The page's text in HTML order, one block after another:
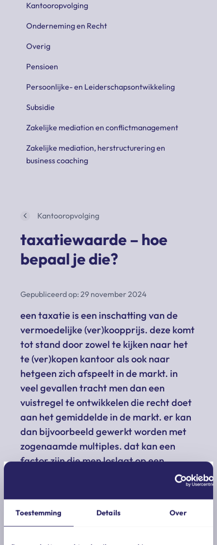
Toestemming Details Over
Kantooropvolging
Onderneming en Recht
Overig
Pensioen
Persoonlijke- en Leiderschapsontwikkeling
Subsidie
Zakelijke mediation en conflictmanagement
Zakelijke mediation, herstructurering en
business coaching
Kantooropvolging
taxatiewaarde – hoe
bepaal je die?
Gepubliceerd op: 29 november 2024
een taxatie is een inschatting van de
vermoedelijke (ver)koopprijs. deze komt
tot stand door zowel te kijken naar het
te (ver)kopen kantoor als ook naar
hetgeen zich afspeelt in de markt. in
veel gevallen tracht men dan een
vuistregel te ontwikkelen die recht doet
aan het gemiddelde in de markt. er kan
dan bijvoorbeeld gewerkt worden met
zogenaamde multiples. dat kan een
factor zijn die men loslaat op een
nop(l)at), maar ook een factor die men
meeste gevallen vinden er dan nog (tal